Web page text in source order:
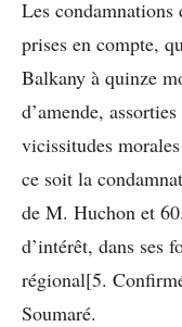
Les
prises en compte,
Balkany à quinze
d’amende,
vicissitudes
ce soit la
de M. Huchon et
d’intérêt, dans ses
régional[5.
Soumaré.